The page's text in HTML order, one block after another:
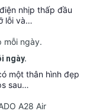
nhịp thấp đầu
lỗi và…
ngày.
một thân hình đẹp
sau…